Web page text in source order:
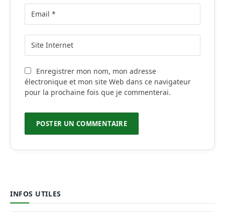
Enregistrer mon nom, mon adresse
électronique et mon site Web dans ce navigateur
pour la prochaine fois que je commenterai.
INFOS UTILES